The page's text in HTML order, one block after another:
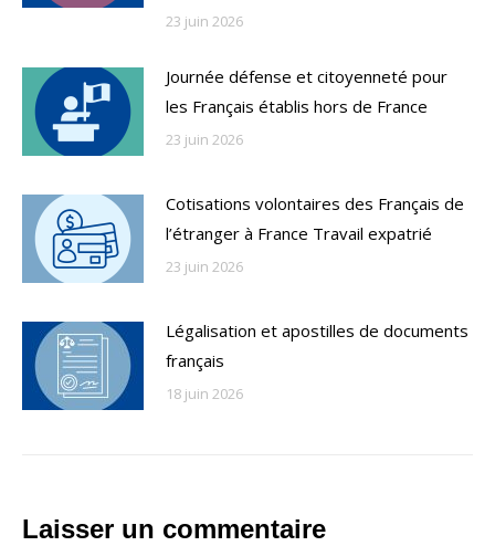
23 juin 2026
Journée défense et citoyenneté pour
les Français établis hors de France
23 juin 2026
Cotisations volontaires des Français de
l’étranger à France Travail expatrié
23 juin 2026
Légalisation et apostilles de documents
français
18 juin 2026
Laisser un commentaire